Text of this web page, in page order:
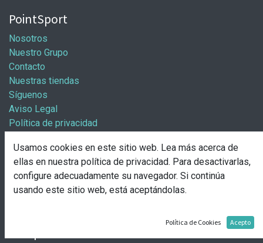
PointSport
Nosotros
Nuestro Grupo
Contacto
Nuestras tiendas
Síguenos
Aviso Legal
Política de privacidad
Información / Franquicias
Abre tu tienda
Pasos para abrir tu tienda
Usamos cookies en este sitio web. Lea más acerca de
ellas en nuestra política de privacidad. Para desactivarlas,
configure adecuadamente su navegador. Si continúa
usando este sitio web, está aceptándolas.
Política de Cookies Acepto